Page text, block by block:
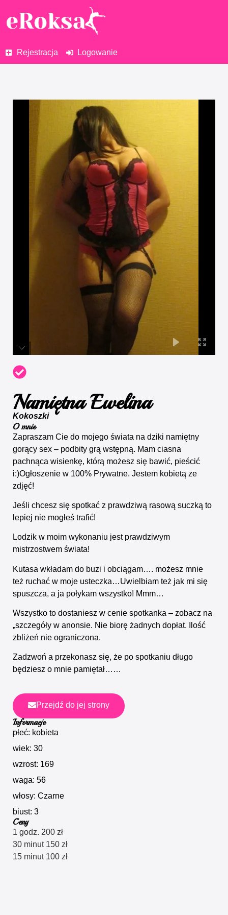
Rejestracja Logowanie
Namiętna Ewelina
Kokoszki
O mnie
Zapraszam Cie do mojego świata na dziki namiętny
gorący sex – podbity grą wstępną. Mam ciasna
pachnąca wisienkę, którą możesz się bawić, pieścić
i:)Ogłoszenie w 100% Prywatne. Jestem kobietą ze
zdjęć!
Jeśli chcesz się spotkać z prawdziwą rasową suczką to
lepiej nie mogłeś trafić!
Lodzik w moim wykonaniu jest prawdziwym
mistrzostwem świata!
Kutasa wkładam do buzi i obciągam…. możesz mnie
też ruchać w moje usteczka…Uwielbiam też jak mi się
spuszcza, a ja połykam wszystko! Mmm…
Wszystko to dostaniesz w cenie spotkanka – zobacz na
„szczegóły w anonsie. Nie biorę żadnych dopłat. Ilość
zbliżeń nie ograniczona.
Zadzwoń a przekonasz się, że po spotkaniu długo
będziesz o mnie pamiętał……
Przejdź do jej strony
Informacje
płeć: kobieta
wiek: 30
wzrost: 169
waga: 56
włosy: Czarne
biust: 3
Ceny
1 godz. 200 zł
30 minut 150 zł
15 minut 100 zł